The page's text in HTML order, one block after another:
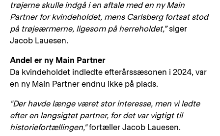
trøjerne skulle indgå i en aftale med en ny Main
Partner for kvindeholdet, mens Carlsberg fortsat stod
på trøjeærmerne, ligesom på herreholdet,”siger
Jacob Lauesen.
Andel er ny Main Partner
Da kvindeholdet indledte efterårssæsonen i 2024, var
en ny Main Partner endnu ikke på plads.
"Der havde længe været stor interesse, men vi ledte
efter en langsigtet partner, for det var vigtigt til
historiefortællingen,"fortæller Jacob Lauesen.